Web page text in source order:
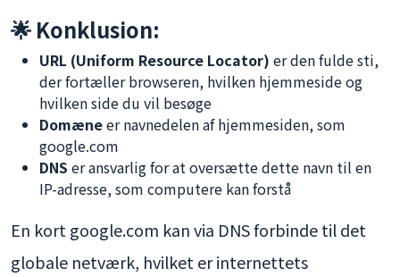
🌟 Konklusion:
URL (Uniform Resource Locator) er den fulde sti,
der fortæller browseren, hvilken hjemmeside og
hvilken side du vil besøge
Domæneer navnedelen af hjemmesiden, som
google.com
DNS er ansvarlig for at oversætte dette navn til en
IP-adresse, som computere kan forstå
En kort google.com kan via DNS forbinde til det
globale netværk, hvilket er internettets